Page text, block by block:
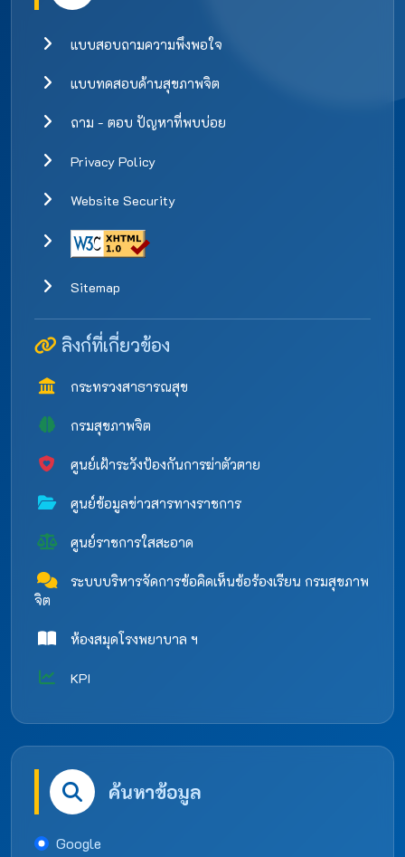
แบบสอบถามความพึงพอใจ
แบบทดสอบด้านสุขภาพจิต
ถาม - ตอบ ปัญหาที่พบบ่อย
Privacy Policy
Website Security
Sitemap
ลิงก์ที่เกี่ยวข้อง
กระทรวงสาธารณสุข
กรมสุขภาพจิต
ศูนย์เฝ้าระวังป้องกันการฆ่าตัวตาย
ศูนย์ข้อมูลข่าวสารทางราชการ
ศูนย์ราชการใสสะอาด
ระบบบริหารจัดการข้อคิดเห็นข้อร้องเรียน กรมสุขภาพ
จิต
ห้องสมุดโรงพยาบาล ฯ
KPI
ค้นหาข้อมูล
Google